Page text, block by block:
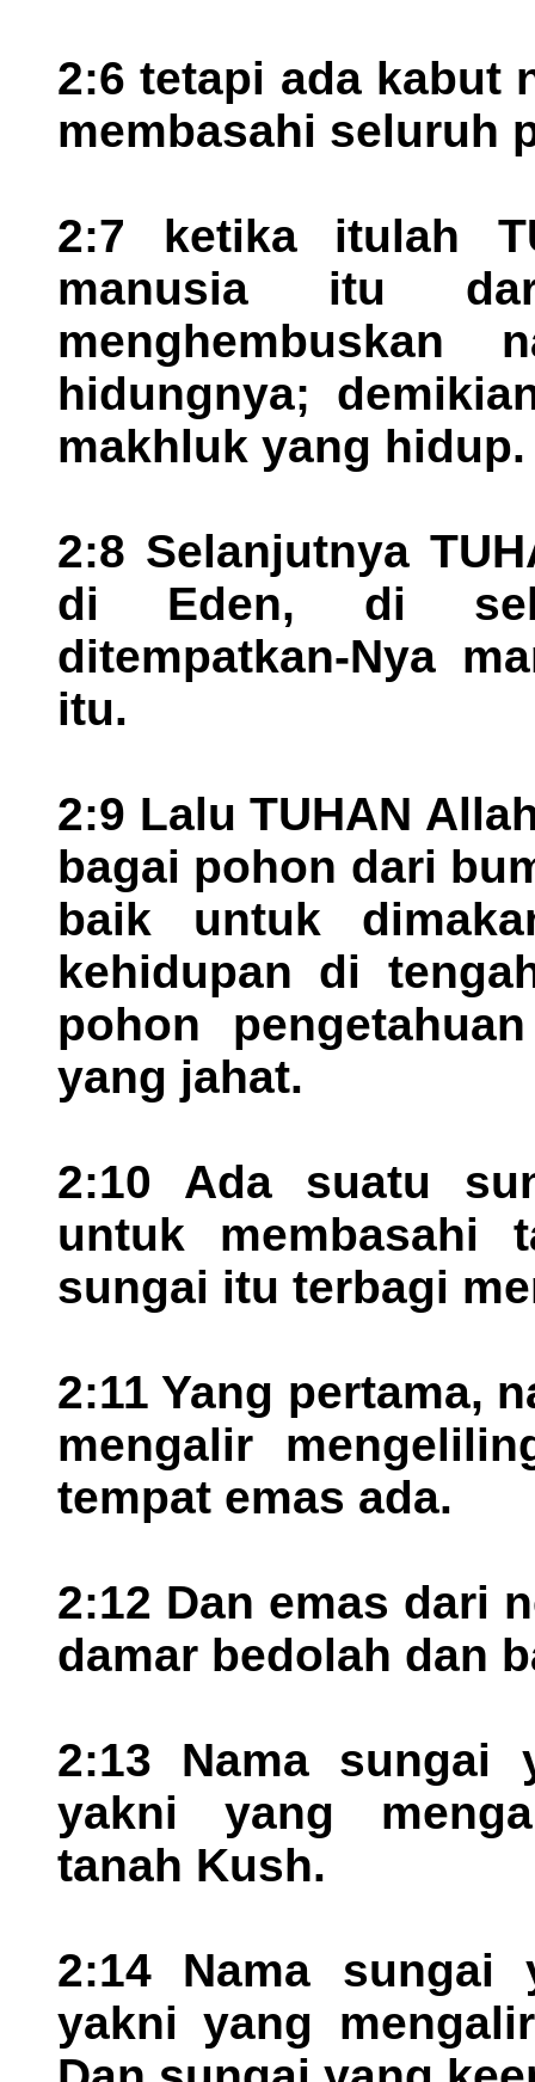
2:6 tetapi ada kabut
membasahi seluruh
2:7 ketika itulah
manusia itu
hidungnya;
makhluk yang hidup.
2:8 Selanjutnya
di Eden, di
ditempatkan-Nya
itu.
2:9 Lalu TUHAN
bagai pohon dari
baik untuk
kehidupan di
pohon
yang jahat.
2:10 Ada suatu
untuk membasahi
sungai itu terbagi
2:11 Yang pertama,
mengalir
tempat emas ada.
2:12 Dan emas dari
damar bedolah dan
2:13 Nama sungai
yakni yang
tanah Kush.
2:14 Nama sungai
yakni yang